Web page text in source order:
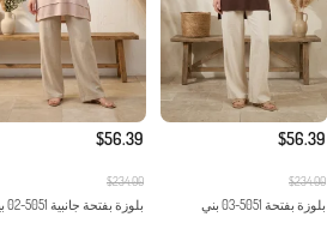
$56.39
$234.00
بلوزة بفتحة 5051-03 بني
$56.39
$234.00
بلوزة بفتحة جانبية 5051-02 بيج...